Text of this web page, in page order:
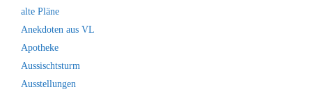
alte Pläne
Anekdoten aus VL
Apotheke
Aussischtsturm
Ausstellungen